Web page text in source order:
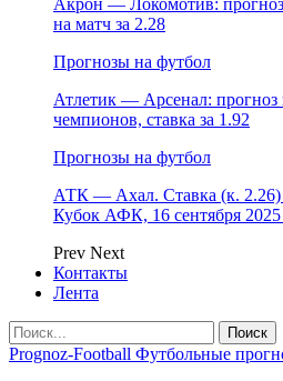
Акрон — Локомотив:
на матч за 2.28
Прогнозы на футбол
Атлетик — Арсенал: прогноз
чемпионов, ставка за 1.92
Прогнозы на футбол
АТК — Ахал. Ставка (к. 2.26)
Кубок АФК, 16 сентября 2025
Prev Next
Контакты
Лента
Prognoz-Football Футбольные